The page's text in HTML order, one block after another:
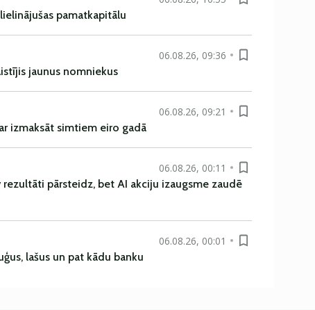
pamatkapitālu
06.08.26, 09:36
jaunus nomniekus
06.08.26, 09:21
izmaksāt simtiem eiro gadā
06.08.26, 00:11
rezultāti pārsteidz, bet AI akciju izaugsme zaudē
06.08.26, 00:01
lašus un pat kādu banku